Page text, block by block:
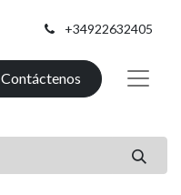
+34922632405
Contáctenos